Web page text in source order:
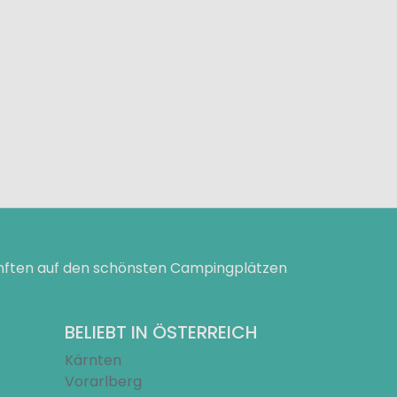
auf den schönsten Campingplätzen
BELIEBT IN ÖSTERREICH
Kärnten
Vorarlberg